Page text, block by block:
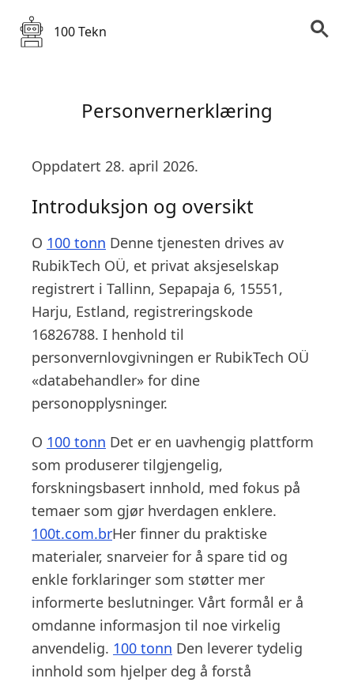
100 Tekn
Personvernerklæring
Oppdatert 28. april 2026.
Introduksjon og oversikt
O 100 tonn Denne tjenesten drives av
RubikTech OÜ, et privat aksjeselskap
registrert i Tallinn, Sepapaja 6, 15551,
Harju, Estland, registreringskode
16826788. I henhold til
personvernlovgivningen er RubikTech OÜ
«databehandler» for dine
personopplysninger.
O 100 tonn Det er en uavhengig plattform
som produserer tilgjengelig,
forskningsbasert innhold, med fokus på
temaer som gjør hverdagen enklere.
100t.com.brHer finner du praktiske
materialer, snarveier for å spare tid og
enkle forklaringer som støtter mer
informerte beslutninger. Vårt formål er å
omdanne informasjon til noe virkelig
anvendelig. 100 tonn Den leverer tydelig
innhold som hjelper deg å forstå